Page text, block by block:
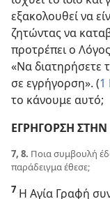
εξακολουθεί να
ζητώντας να
προτρέπει ο
«Να διατηρήσετε
σε εγρήγορση». (1
το κάνουμε αυτό;
ΕΓΡΗΓΟΡΣΗ
7, 8. Ποια συμβουλή
παράδειγμα έθεσε;
7 Η Αγία Γραφή